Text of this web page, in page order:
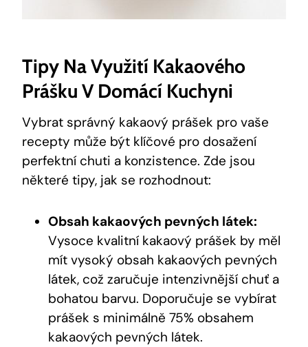
Tipy Na Využití Kakaového
Prášku V Domácí Kuchyni
Vybrat správný kakaový prášek pro vaše
recepty může být klíčové pro dosažení
perfektní chuti a konzistence. Zde jsou
některé tipy, jak se rozhodnout:
Obsah kakaových pevných látek:
Vysoce kvalitní kakaový prášek by měl
mít vysoký obsah kakaových pevných
látek, což zaručuje intenzivnější chuť a
bohatou barvu. Doporučuje se vybírat
prášek s minimálně 75% obsahem
kakaových pevných látek.